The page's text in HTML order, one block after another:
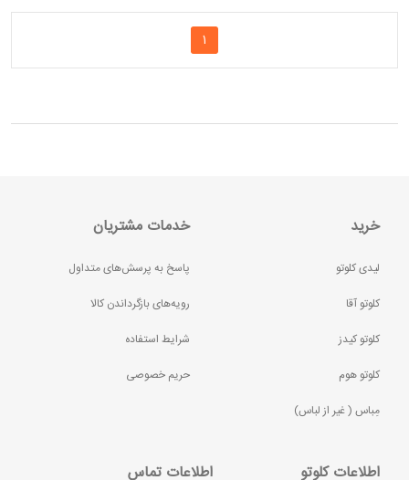
1
خرید
لیدی کلوتو
کلوتو آقا
کلوتو کیدز
کلوتو هوم
مِباس ( غير از لباس)
خدمات مشتریان
پاسخ به پرسش‌های متداول
رویه‌های بازگرداندن کالا
شرایط استفاده
حریم خصوصی
اطلاعات کلوتو اطلاعات تماس